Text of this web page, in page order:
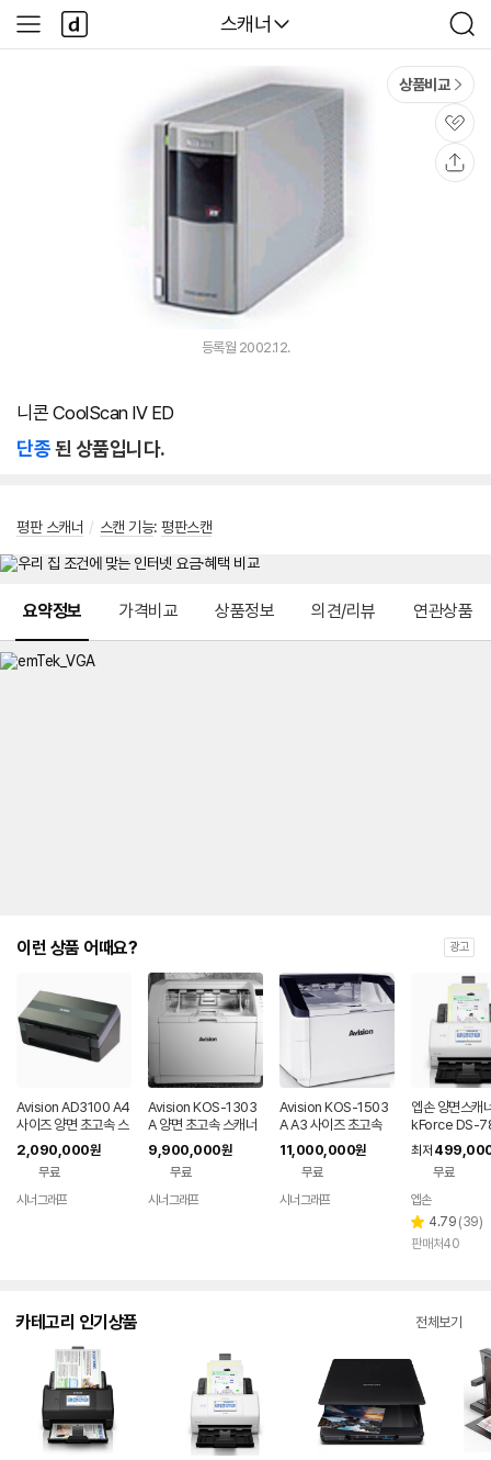
다나와
스캐너
검
색
사
이
다
나
와
상품비교
관
심
등록월 2002.12.
니콘 CoolScan IV ED
단종된 상품입니다.
평판 스캐너 / 스캔 기능: 평판스캔
요약정보 가격비교 상품정보 의견/리뷰 연관상품
이런 상품 어때요? 광고
Avision AD3100 A4
사이즈 양면 초고속 스
캐너 100ppm/200i
pm
2,090,000원
무료
시너그래프
Avision KOS-1303
A 양면 초고속 스캐너
130ppm/260ipm
9,900,000원
무료
시너그래프
Avision KOS-1503
A A3 사이즈 초고속
양면 스캐너 150pp
m/300ipm
11,000,000원
무료
시너그래프
엡손 양면스캐
kForce DS-
무선
최저
무료
엡손
별
점
4.79 리
뷰
(39)
판매처40
카테고리 인기상품 전체보기